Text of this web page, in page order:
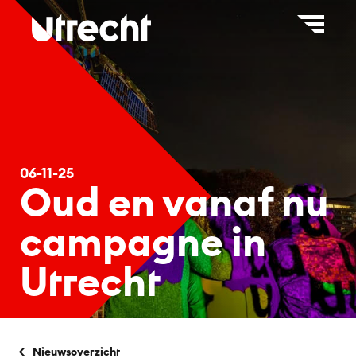
×
Merk Utrecht
Huisstijl en downloads
Beeldbank en fotografie
Press Office
Contact
06-11-25
Oud en vanaf nu
campagne in
Utrecht
Nieuwsoverzicht